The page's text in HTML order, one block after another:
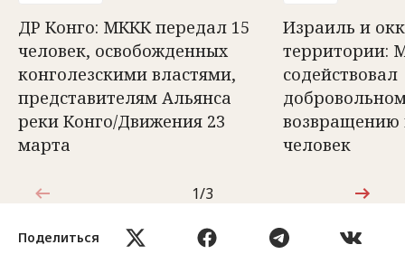
Поделиться
ДР Конго: МККК передал 15
человек, освобожденных
конголезскими властями,
представителям Альянса
реки Конго/Движения 23
марта
Израиль и
территории:
содействовал
возвращению
человек
1 из 3
1/3